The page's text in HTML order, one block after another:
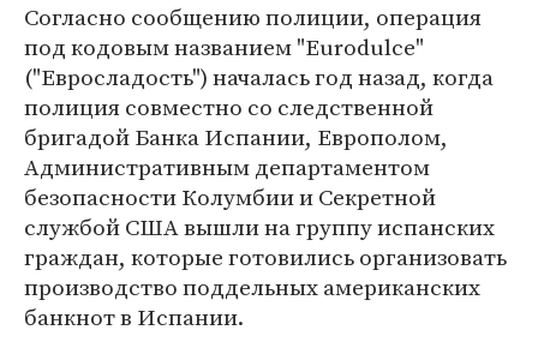
Согласно сообщению полиции, операция
под кодовым названием "Eurodulce"
("Евросладость") началась год назад, когда
полиция совместно со следственной
бригадой Банка Испании, Европолом,
Административным департаментом
безопасности Колумбии и Секретной
службой США вышли на группу испанских
граждан, которые готовились организовать
производство поддельных американских
банкнот в Испании.